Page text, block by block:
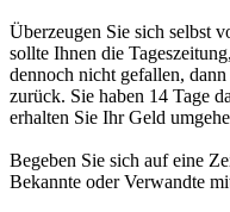
Überzeugen Sie sich selbst
sollte Ihnen die
dennoch nicht gefallen,
zurück. Sie haben 14 Tage
erhalten Sie Ihr Geld
Begeben Sie sich auf eine
Bekannte oder Verwandte